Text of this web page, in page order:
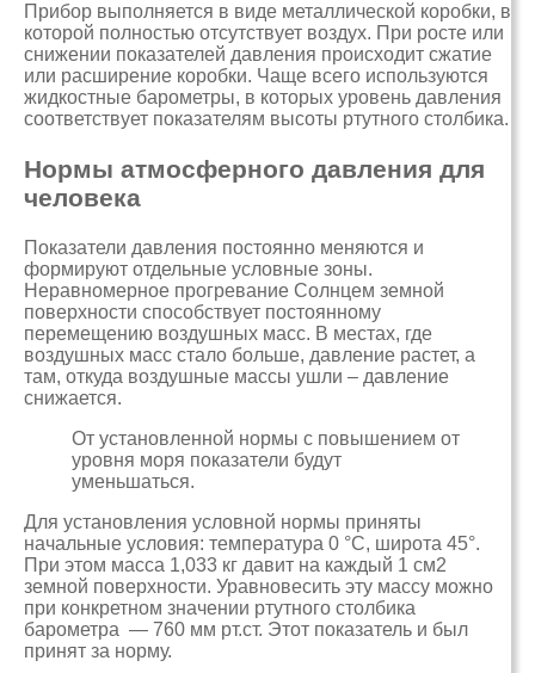
Прибор выполняется в виде металлической коробки, в
которой полностью отсутствует воздух. При росте или
снижении показателей давления происходит сжатие
или расширение коробки. Чаще всего используются
жидкостные барометры, в которых уровень давления
соответствует показателям высоты ртутного столбика.
Нормы атмосферного давления для
человека
Показатели давления постоянно меняются и
формируют отдельные условные зоны.
Неравномерное прогревание Солнцем земной
поверхности способствует постоянному
перемещению воздушных масс. В местах, где
воздушных масс стало больше, давление растет, а
там, откуда воздушные массы ушли – давление
снижается.
От установленной нормы с повышением от
уровня моря показатели будут
уменьшаться.
Для установления условной нормы приняты
начальные условия: температура 0 °С, широта 45°.
При этом масса 1,033 кг давит на каждый 1 см2
земной поверхности. Уравновесить эту массу можно
при конкретном значении ртутного столбика
барометра — 760 мм рт.ст. Этот показатель и был
принят за норму.